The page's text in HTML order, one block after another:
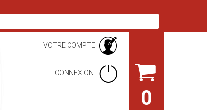
0
VOTRE COMPTE
CONNEXION